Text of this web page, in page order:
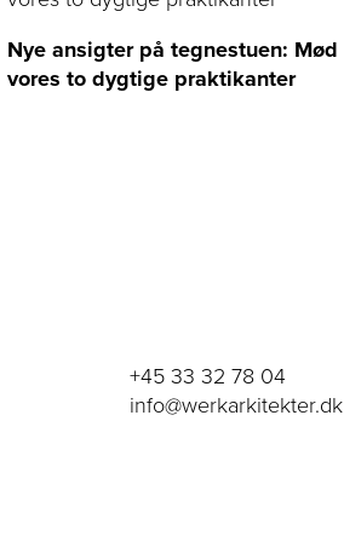
Nye ansigter på tegnestuen: Mød
vores to dygtige praktikanter
+45 33 32 78 04
info@werkarkitekter.dk